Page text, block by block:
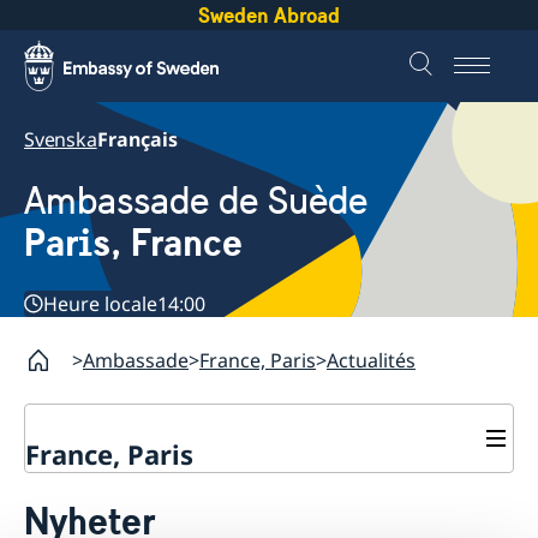
Sweden Abroad
SvenskaFrançais
Ambassade de Suède
Paris, France
Heure locale14:00
Ambassade France, Paris Actualités
France, Paris
À propos de la Suède
Nyheter